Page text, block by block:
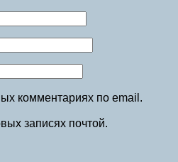
комментариях по email.
записях почтой.